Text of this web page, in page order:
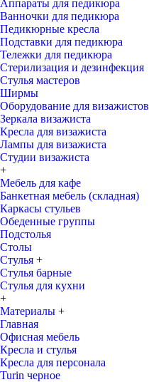
Аппараты для педикюра
Ванночки для педикюра
Педикюрные кресла
Подставки для педикюра
Тележки для педикюра
Стерилизация и дезинфекция
Стулья мастеров
Ширмы
Оборудование для визажистов
Зеркала визажиста
Кресла для визажиста
Лампы для визажиста
Студии визажиста
+
Мебель для кафе
Банкетная мебель (складная)
Каркасы стульев
Обеденные группы
Подстолья
Столы
Стулья +
Стулья барные
Стулья для кухни
+
Материалы +
Главная
Офисная мебель
Кресла и стулья
Кресла для персонала
Turin черное